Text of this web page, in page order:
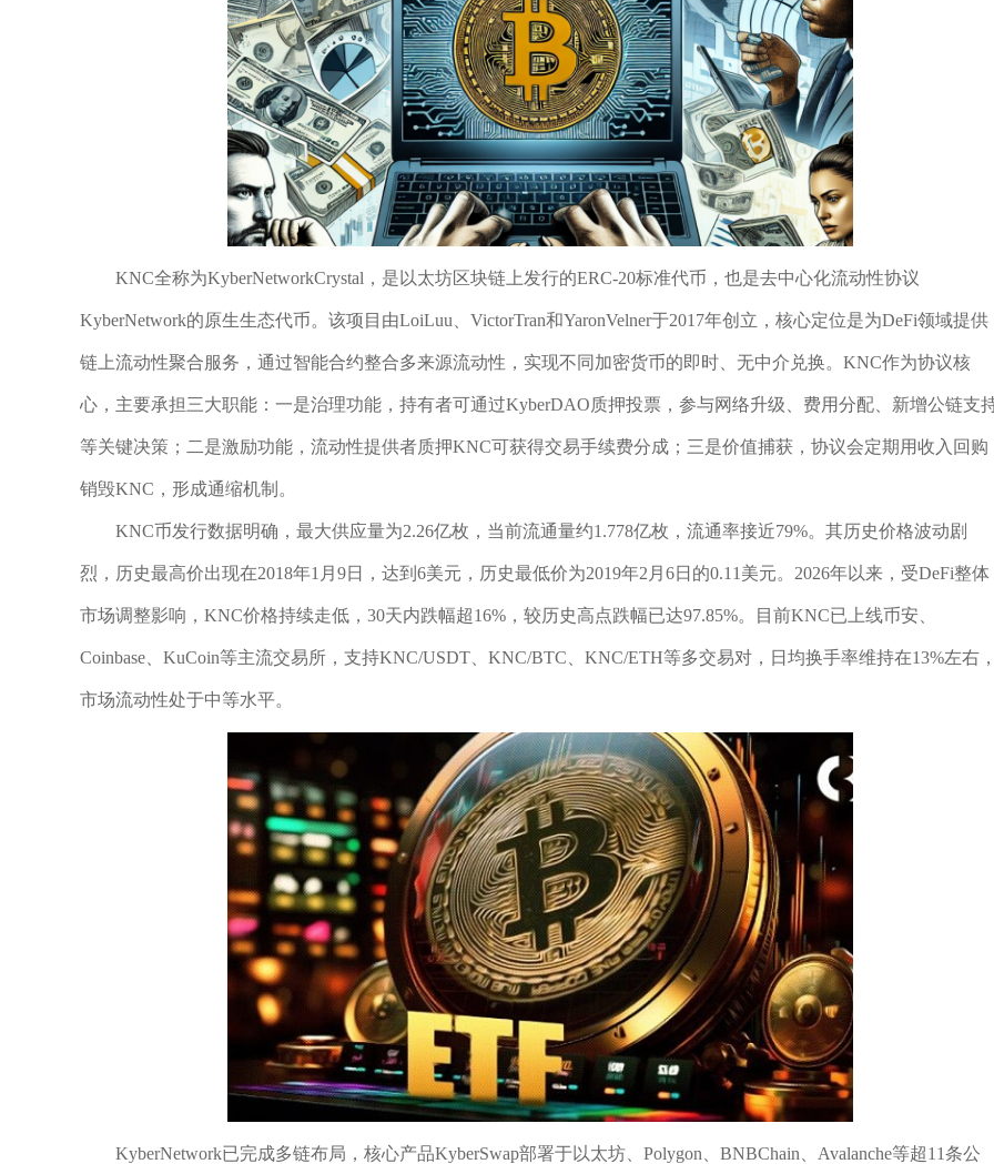
KNC全称为KyberNetworkCrystal，是以太坊区块链上发行的ERC-20标准代币，也是去中心化流动性协议
KyberNetwork的原生生态代币。该项目由LoiLuu、VictorTran和YaronVelner于2017年创立，核心定位是为DeFi领域提供
链上流动性聚合服务，通过智能合约整合多来源流动性，实现不同加密货币的即时、无中介兑换。KNC作为协议核
心，主要承担三大职能：一是治理功能，持有者可通过KyberDAO质押投票，参与网络升级、费用分配、新增公链支
等关键决策；二是激励功能，流动性提供者质押KNC可获得交易手续费分成；三是价值捕获，协议会定期用收入回购
销毁KNC，形成通缩机制。
KNC币发行数据明确，最大供应量为2.26亿枚，当前流通量约1.778亿枚，流通率接近79%。其历史价格波动剧
烈，历史最高价出现在2018年1月9日，达到6美元，历史最低价为2019年2月6日的0.11美元。2026年以来，受DeFi整体
市场调整影响，KNC价格持续走低，30天内跌幅超16%，较历史高点跌幅已达97.85%。目前KNC已上线币安、
Coinbase、KuCoin等主流交易所，支持KNC/USDT、KNC/BTC、KNC/ETH等多交易对，日均换手率维持在13%左右，
市场流动性处于中等水平。
KyberNetwork已完成多链布局，核心产品KyberSwap部署于以太坊、Polygon、BNBChain、Avalanche等超11条公